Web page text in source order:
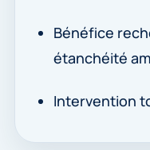
Bénéfice
étanchéité
Intervention